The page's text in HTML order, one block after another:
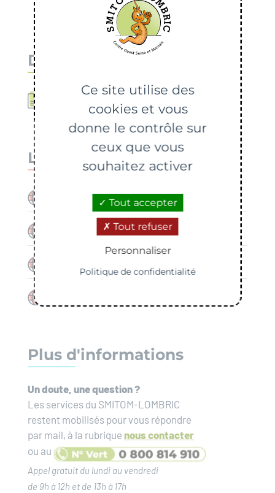
Document
Liens utiles
Commune de Saint-Fargeau-Ponthierry
Carte interactive
Plus d'informations
Un doute, une question ?
Les services du SMITOM-LOMBRIC
restent mobilisés pour vous répondre
par mail, à la rubrique nous contacter
ou au
Appel gratuit du lundi au vendredi
de 9h à 12h et de 13h à 17h
Ce site utilise des
cookies et vous
donne le contrôle sur
ceux que vous
souhaitez activer
Tout accepter
Tout refuser
Personnaliser
Politique de confidentialité